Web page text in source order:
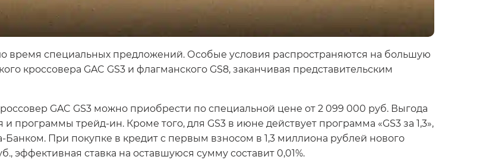
время специальных предложений. Особые условия распространяются на большую
кроссовера GAC GS3 и флагманского GS8, заканчивая представительским
GAC GS3 можно приобрести по специальной цене от 2 099 000 руб. Выгода
программы трейд-ин. Кроме того, для GS3 в июне действует программа «GS3 за 1,3»,
При покупке в кредит с первым взносом в 1,3 миллиона рублей нового
эффективная ставка на оставшуюся сумму составит 0,01%.